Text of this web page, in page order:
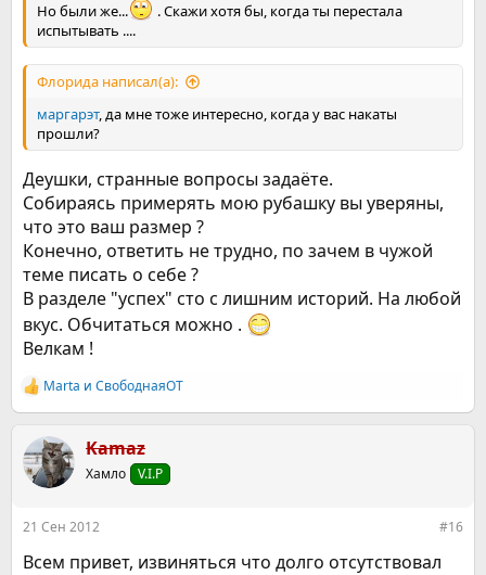
Но были же...
. Скажи хотя бы, когда ты перестала
испытывать ....
Флорида написал(а):
маргарэт, да мне тоже интересно, когда у вас накаты
прошли?
Деушки, странные вопросы задаёте.
Собираясь примерять мою рубашку вы уверяны,
что это ваш размер ?
Конечно, ответить не трудно, по зачем в чужой
теме писать о себе ?
В разделе "успех" сто с лишним историй. На любой
вкус. Обчитаться можно .
Велкам !
Р
е
к
ц
и
Marta и СвободнаяОТ
Kamaz
Хамло V.I.P
21 Сен 2012 #16
Всем привет, извиняться что долго отсутствовал